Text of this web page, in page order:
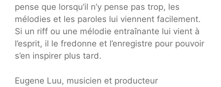
pense que lorsqu’il n’y pense pas trop, les
mélodies et les paroles lui viennent facilement.
Si un riff ou une mélodie entraînante lui vient à
l’esprit, il le fredonne et l’enregistre pour pouvoir
s’en inspirer plus tard.
Eugene Luu, musicien et producteur